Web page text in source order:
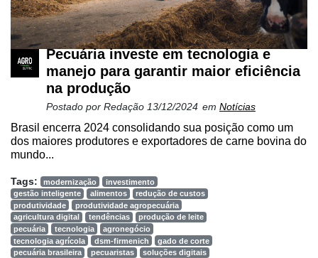
Néctar
Tecprime
Agro
Consulting
Manager
ONE
CHB
Pecuária investe em tecnologia e
manejo para garantir maior eficiência
na produção
Postado por Redação 13/12/2024 em Notícias
Brasil encerra 2024 consolidando sua posição como um
dos maiores produtores e exportadores de carne bovina do
mundo...
Tags: modernização
investimento
gestão inteligente
alimentos
redução de custos
produtividade
produtividade agropecuária
agricultura digital
tendências
produção de leite
pecuária
tecnologia
agronegócio
tecnologia agrícola
dsm-firmenich
gado de corte
pecuária brasileira
pecuaristas
soluções digitais